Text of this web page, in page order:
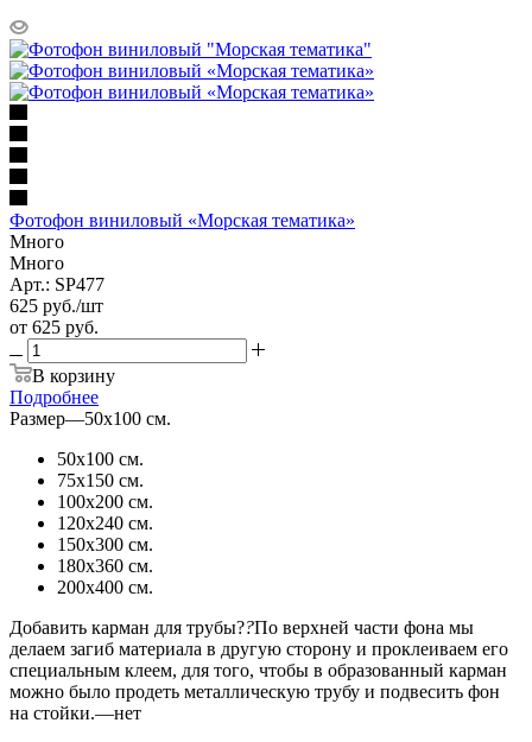
Фотофон виниловый «Морская тематика»
Много
Много
Арт.: SP477
625 руб./шт
от 625 руб.
В корзину
Подробнее
Размер—50х100 см.
50х100 см.
75х150 см.
100х200 см.
120х240 см.
150х300 см.
180х360 см.
200х400 см.
Добавить карман для трубы??По верхней части фона мы
делаем загиб материала в другую сторону и проклеиваем его
специальным клеем, для того, чтобы в образованный карман
можно было продеть металлическую трубу и подвесить фон
на стойки.—нет